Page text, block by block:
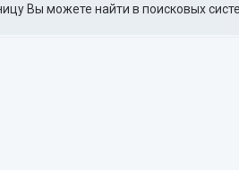
Вы можете найти в поисковых